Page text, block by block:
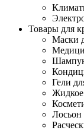
Товары для
Маски
Гели
Лосьон